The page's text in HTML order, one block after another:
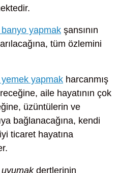
yapmak şansının
tüm özlemini
yapmak harcanmış
aile hayatının çok
üzüntülerin ve
bağlanacağına, kendi
ticaret hayatına
dertlerinin